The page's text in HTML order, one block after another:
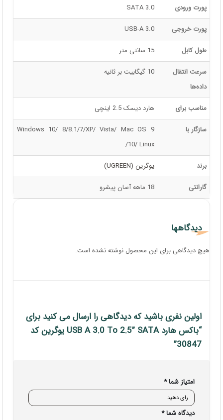
پورت ورودی SATA 3.0
پورت خروجی USB-A 3.0
طول کابل 15 سانتی متر
سرعت انتقال
داده‌ها
10 گیگابیت بر ثانیه
مناسب برای هارد دیسک 2.5 اینچی
سازگار با
Windows 10/ 8/8.1/7/XP/ Vista/ Mac OS 9
/10/ Linux
برند یوگرین (UGREEN)
گارانتی 18 ماهه آسان پیشرو
دیدگاهها
هیچ دیدگاهی برای این محصول نوشته نشده است.
اولین نفری باشید که دیدگاهی را ارسال می کنید برای
“باکس هارد USB A 3.0 To 2.5” SATA یوگرین کد
30847”
امتیاز شما*
دیدگاه شما*